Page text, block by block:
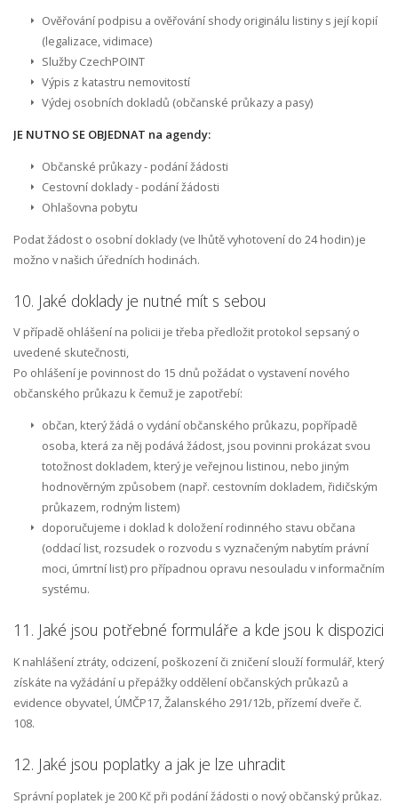
Ověřování podpisu a ověřování shody originálu listiny s její kopií
(legalizace, vidimace)
Služby CzechPOINT
Výpis z katastru nemovitostí
Výdej osobních dokladů (občanské průkazy a pasy)
JE NUTNO SE OBJEDNAT na agendy:
Občanské průkazy - podání žádosti
Cestovní doklady - podání žádosti
Ohlašovna pobytu
Podat žádost o osobní doklady (ve lhůtě vyhotovení do 24 hodin) je
možno v našich úředních hodinách.
10. Jaké doklady je nutné mít s sebou
V případě ohlášení na policii je třeba předložit protokol sepsaný o
uvedené skutečnosti,
Po ohlášení je povinnost do 15 dnů požádat o vystavení nového
občanského průkazu k čemuž je zapotřebí:
občan, který žádá o vydání občanského průkazu, popřípadě
osoba, která za něj podává žádost, jsou povinni prokázat svou
totožnost dokladem, který je veřejnou listinou, nebo jiným
hodnověrným způsobem (např. cestovním dokladem, řidičským
průkazem, rodným listem)
doporučujeme i doklad k doložení rodinného stavu občana
(oddací list, rozsudek o rozvodu s vyznačeným nabytím právní
moci, úmrtní list) pro případnou opravu nesouladu v informačním
systému.
11. Jaké jsou potřebné formuláře a kde jsou k dispozici
K nahlášení ztráty, odcizení, poškození či zničení slouží formulář, který
získáte na vyžádání u přepážky oddělení občanských průkazů a
evidence obyvatel, ÚMČP17, Žalanského 291/12b, přízemí dveře č.
108.
12. Jaké jsou poplatky a jak je lze uhradit
Správní poplatek je 200 Kč při podání žádosti o nový občanský průkaz.